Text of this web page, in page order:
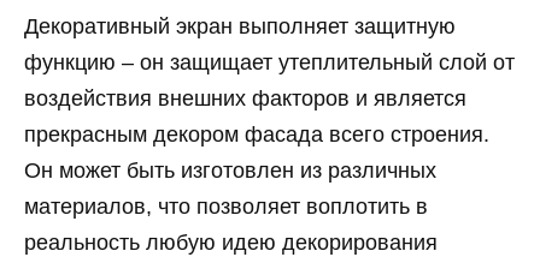
Декоративный экран выполняет защитную
функцию – он защищает утеплительный слой от
воздействия внешних факторов и является
прекрасным декором фасада всего строения.
Он может быть изготовлен из различных
материалов, что позволяет воплотить в
реальность любую идею декорирования